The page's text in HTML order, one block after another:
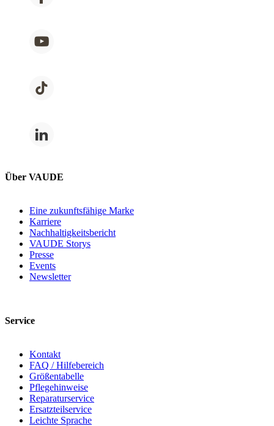
Über VAUDE
Eine zukunftsfähige Marke
Karriere
Nachhaltigkeitsbericht
VAUDE Storys
Presse
Events
Newsletter
Service
Kontakt
FAQ / Hilfebereich
Größentabelle
Pflegehinweise
Reparaturservice
Ersatzteilservice
Leichte Sprache